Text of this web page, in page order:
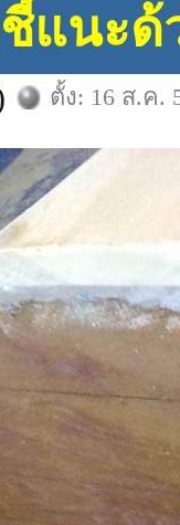
แนะด้
ตั้ง: 16 ส.ค.